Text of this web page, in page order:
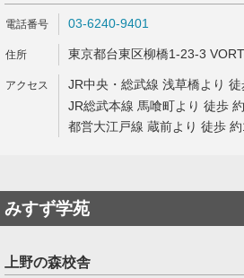
03-6240-9401
東京都台東区柳橋1-23-3
JR中央・総武線 浅草橋より
JR総武本線 馬喰町より 徒歩
都営大江戸線 蔵前より 徒歩
みすず学苑
上野の森校舎